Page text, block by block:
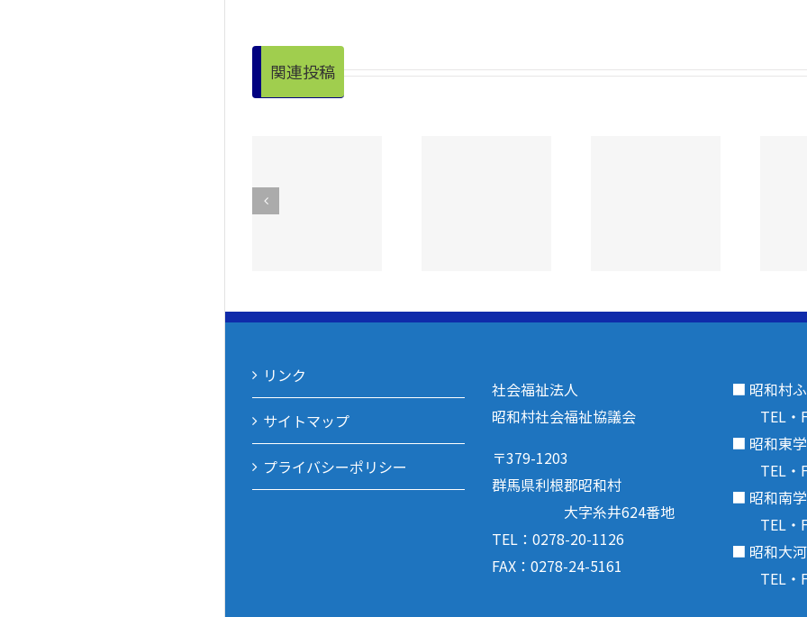
関連投稿
リンク
サイトマップ
プライバシーポリシー
社会福祉法人
昭和村社会福祉協議会
〒379-1203
群馬県利根郡昭和村
大字糸井624番地
TEL：0278-20-1126
FAX：0278-24-5161
■ 昭和村
TEL・
■ 昭和東
TEL・
■ 昭和南
TEL・
■ 昭和大
TEL・